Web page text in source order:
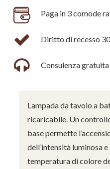
Paga in 3 comode
Diritto di recesso
Consulenza gratuita
Lampada da tavolo a
ricaricabile. Un
base permette
dell’intensità luminosa
temperatura di colore